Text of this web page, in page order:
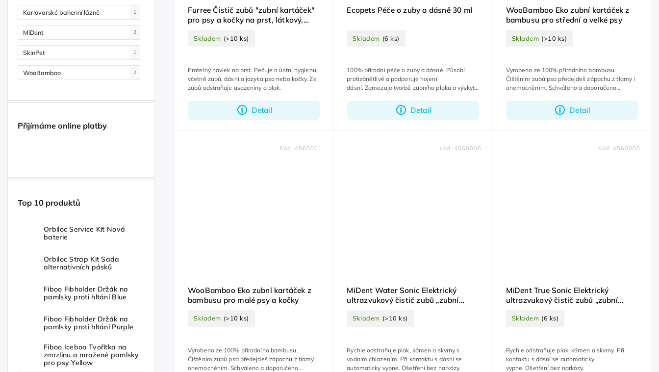
Karlovarské bahenní lázně 1
MiDent 2
SkinPet 1
WooBamboo 2
Přijímáme online platby
Top 10 produktů
Orbiloc Service Kit Nová
baterie
Orbiloc Strap Kit Sada
alternativních pásků
Fiboo Fibholder Držák na
pamlsky proti hltání Blue
Fiboo Fibholder Držák na
pamlsky proti hltání Purple
Fiboo Iceboo Tvořítka na
zmrzlinu a mražené pamlsky
pro psy Yellow
Furree Čistič zubů "zubní kartáček"
pro psy a kočky na prst, látkový,
Skladem (>10 ks)
Detail
Pratelný návlek na prst. Pečuje o ústní hygienu,
včetně zubů, dásní a jazyka psa nebo kočky. Ze
zubů odstraňuje usazeniny a plak.
Ecopets Péče o zuby a dásně 30 ml
Skladem (6 ks)
Detail
100% přírodní péče o zuby a dásně. Působí
protizánětlivě a podporuje hojení
dásní. Zamezuje tvorbě zubního plaku a výskytu
WooBamboo Eko zubní kartáček z
bambusu pro střední a velké psy
Skladem (>10 ks)
Detail
Vyrobeno ze 100% přírodního bambusu.
Čištěním zubů psa předejdeš zápachu z tlamy i
onemocněním. Schváleno a doporučeno
WooBamboo Eko zubní kartáček z
bambusu pro malé psy a kočky
Skladem (>10 ks)
Vyrobeno ze 100% přírodního bambusu.
Čištěním zubů psa předejdeš zápachu z tlamy i
onemocněním. Schváleno a doporučeno
Kód: 4560001
MiDent Water Sonic Elektrický
ultrazvukový čistič zubů „zubní
chlazením
Skladem (>10 ks)
Rychle odstraňuje plak, kámen a skvrny s
vodním chlazením. Při kontaktu s dásní se
automaticky vypne. Ošetření bez narkózy.
Kód: 4560006
MiDent True Sonic Elektrický
ultrazvukový čistič zubů „zubní
Skladem (6 ks)
Rychle odstraňuje plak, kámen a skvrny. Při
kontaktu s dásní se automaticky
vypne. Ošetření bez narkózy.
Kód: 4560005